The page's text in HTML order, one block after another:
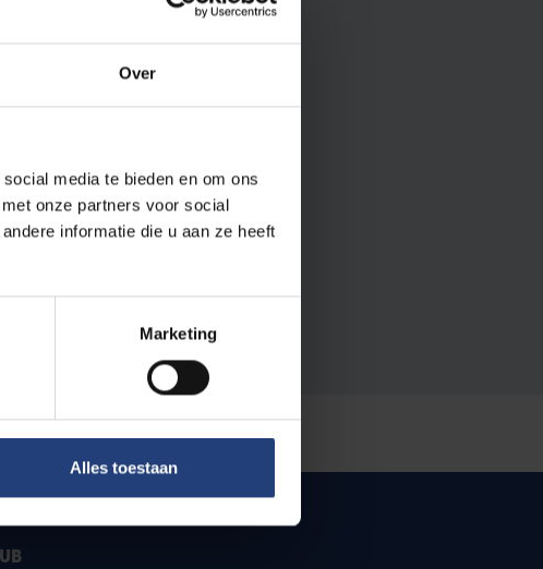
Over
media te bieden en om ons
onze partners voor social
informatie die u aan ze heeft
Marketing
Alles toestaan